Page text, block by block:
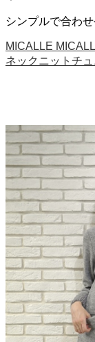
シンプルで合わ
MICALLE
ネックニットチュ